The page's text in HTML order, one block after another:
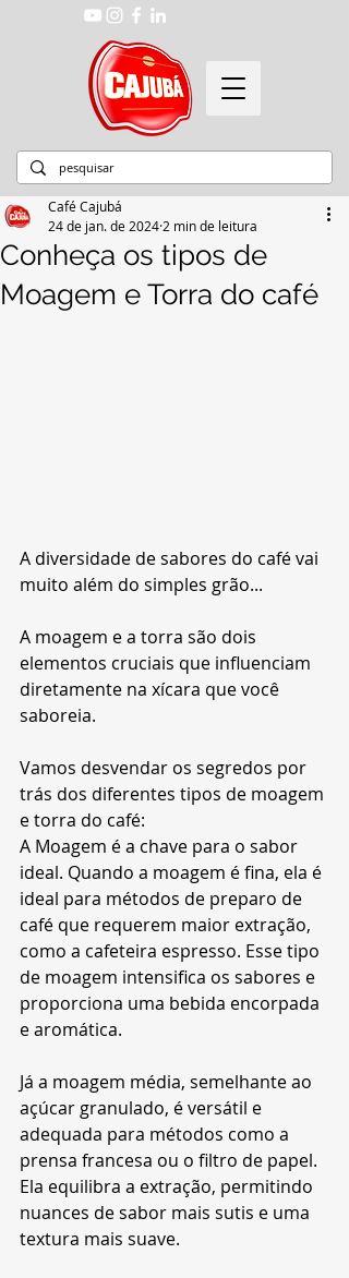
Conheça os tipos de
Moagem e Torra do café
Café Cajubá
24 de jan. de 2024 2 min de leitura
A diversidade de sabores do café vai
muito além do simples grão...
A moagem e a torra são dois
elementos cruciais que influenciam
diretamente na xícara que você
saboreia.
Vamos desvendar os segredos por
trás dos diferentes tipos de moagem
e torra do café:
A Moagem é a chave para o sabor
ideal. Quando a moagem é fina, ela é
ideal para métodos de preparo de
café que requerem maior extração,
como a cafeteira espresso. Esse tipo
de moagem intensifica os sabores e
proporciona uma bebida encorpada
e aromática.
Já a moagem média, semelhante ao
açúcar granulado, é versátil e
adequada para métodos como a
prensa francesa ou o filtro de papel.
Ela equilibra a extração, permitindo
nuances de sabor mais sutis e uma
textura mais suave.